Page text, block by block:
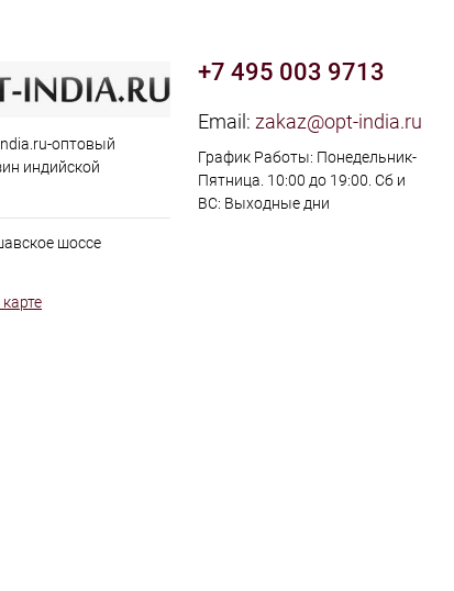
оптовый
индийской
шоссе
+7 495 003 9713
Email: zakaz@opt-india.ru
График Работы: Понедельник-
Пятница. 10:00 до 19:00. Сб и
ВС: Выходные дни